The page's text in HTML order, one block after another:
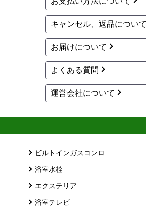
キャンセル、返品について
お届けについて
よくある質問
運営会社について
ビルトインガスコンロ
浴室水栓
エクステリア
浴室テレビ